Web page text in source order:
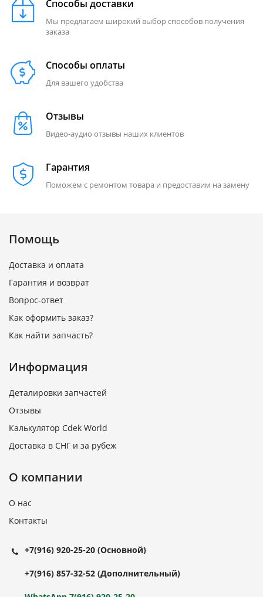
Способы доставки
Мы предлагаем широкий выбор способов получения
заказа
Способы оплаты
Для вашего удобства
Отзывы
Видео-аудио отзывы наших клиентов
Гарантия
Поможем с ремонтом товара и предоставим на замену
Помощь
Доставка и оплата
Гарантия и возврат
Вопрос-ответ
Как оформить заказ?
Как найти запчасть?
Информация
Деталировки запчастей
Отзывы
Калькулятор Cdek World
Доставка в СНГ и за рубеж
О компании
О нас
Контакты
+7(916) 920-25-20 (Основной)
+7(916) 857-32-52 (Дополнительный)